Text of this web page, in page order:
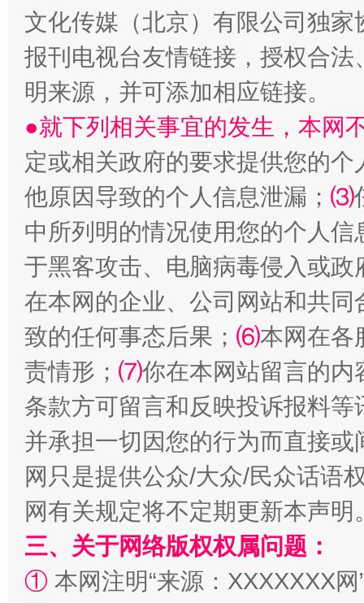
解纷+调解+退费，一次搞定
文化传媒（北京）有限公司独
报刊电视台友情链接，授权合
明来源，并可添加相应链接。
●就下列相关事宜的发生，本网
定或相关政府的要求提供您的个
他原因导致的个人信息泄漏； ⑶
中所列明的情况使用您的个人
于黑客攻击、电脑病毒侵入或
在本网的企业、公司网站和共
致的任何事态后果； ⑹本网在各
责情形； ⑺你在本网站留言的内
条款方可留言和反映投诉报料
并承担一切因您的行为而直接
网只是提供公众/大众/民众话语
网有关规定将不定期更新本声明
三、关于网络版权权属问题：
① 本网注明“来源：XXXXXXX